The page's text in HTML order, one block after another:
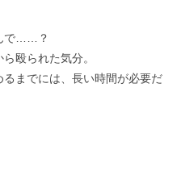
で……？
殴られた気分。
までには、長い時間が必要だ